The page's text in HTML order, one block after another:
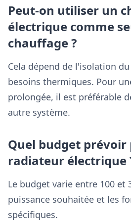
Peut-on utiliser un
électrique comme
chauffage ?
Cela dépend de l'isolation
besoins thermiques. Pour
prolongée, il est préférable
autre système.
Quel budget prévoir
radiateur électrique
Le budget varie entre 100 et
puissance souhaitée et les
spécifiques.